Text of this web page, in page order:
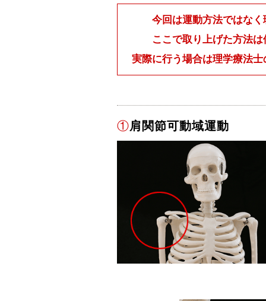
今回は運動方法ではな
ここで取り上げた方法
実際に行う場合は理学療法
①肩関節可動域運動